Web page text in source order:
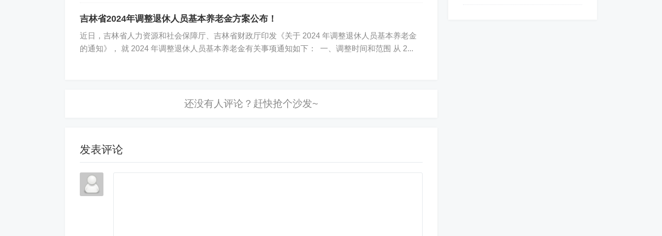
吉林省2024年调整退休人员基本养老金方案公布！
近日，吉林省人力资源和社会保障厅、吉林省财政厅印发《关于 2024 年调整退休人员基本养老金
的通知》， 就 2024 年调整退休人员基本养老金有关事项通知如下： 一、调整时间和范围 从 2...
发表评论